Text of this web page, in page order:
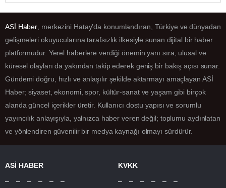
ASİ Haber , merkezini Hatay’da konumlandıran, Türkiye ve dünyadan
gelişmeleri okuyucularına tarafsızlık ilkesiyle sunan dijital bir haber
platformudur. Yerel haberlere verdiği önemin yanı sıra, ulusal ve
küresel olayları da yakından takip ederek geniş bir bakış açısı sunar.
Gündemi doğru, hızlı ve anlaşılır şekilde aktarmayı amaçlayan ASİ
Haber; siyaset, ekonomi, spor, kültür-sanat ve yaşam gibi birçok
alanda güncel içerikler üretir. Kullanıcı dostu yapısı ve sorumlu
yayıncılık anlayışıyla, yalnızca haber veren değil; toplumu aydınlatan
ve yönlendiren güvenilir bir medya kaynağı olmayı sürdürür.
ASİ HABER
– – – – – –
KVKK
– – – – – –